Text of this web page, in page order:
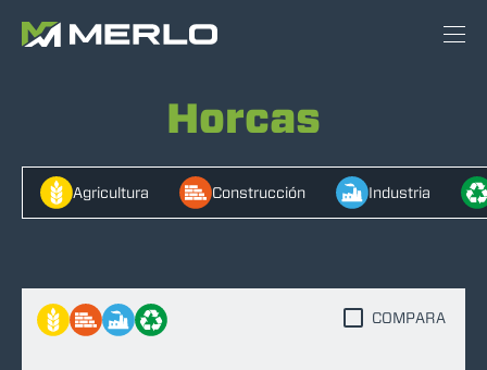
Horcas
Agricultura Construcción Industria
COMPARA